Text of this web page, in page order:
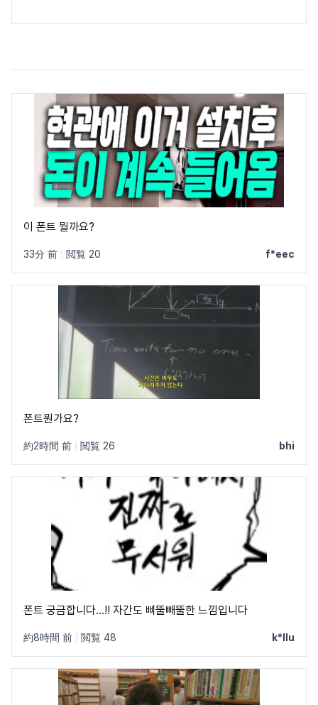
이 폰트 뭘까요?
33分 前 閲覧 20 f*eec
폰트뭔가요?
約2時間 前 閲覧 26 bhi
폰트 궁금합니다…!! 자간도 삐뚤빼뚤한 느낌입니다
約8時間 前 閲覧 48 k*llu